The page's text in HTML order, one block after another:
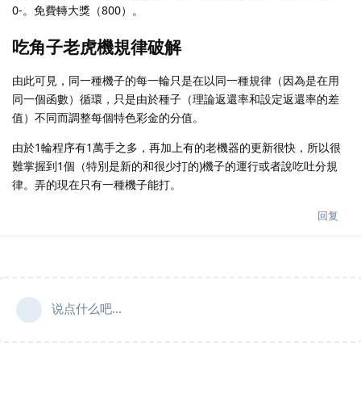
0-。免費轉大獎（800）。
吃角子老虎機規律破解
由此可見，同一種機子的每一輪只是在以同一種規律（因為是在用
同一個函數）循環，只是由於種子（理論返還率和設定返還率的差
值）不同而調整每個特色彩金的分值。
由於1輪程序有1萬手之多，再加上有的老機器的更新很快，所以很
難掌握到1個（特別是新的和很少打的)機子的運行或者說吃吐分規
律。弄的現在只有一種機子能打。
回复
说点什么吧...